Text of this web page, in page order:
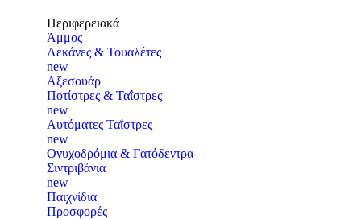
Περιφερειακά
Άμμος
Λεκάνες & Τουαλέτες
new
Αξεσουάρ
Ποτίστρες & Ταΐστρες
new
Αυτόματες Ταΐστρες
new
Ονυχοδρόμια & Γατόδεντρα
Σιντριβάνια
new
Παιχνίδια
Προσφορές